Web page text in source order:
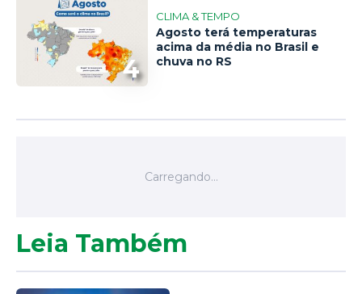
4
CLIMA & TEMPO
Agosto terá temperaturas
acima da média no Brasil e
chuva no RS
Leia Também